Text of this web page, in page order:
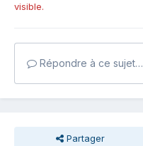
visible.
Répondre à ce sujet…
Partager